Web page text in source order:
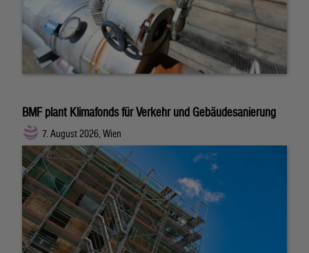
BMF plant Klimafonds für Verkehr und Gebäudesanierung
7. August 2026, Wien